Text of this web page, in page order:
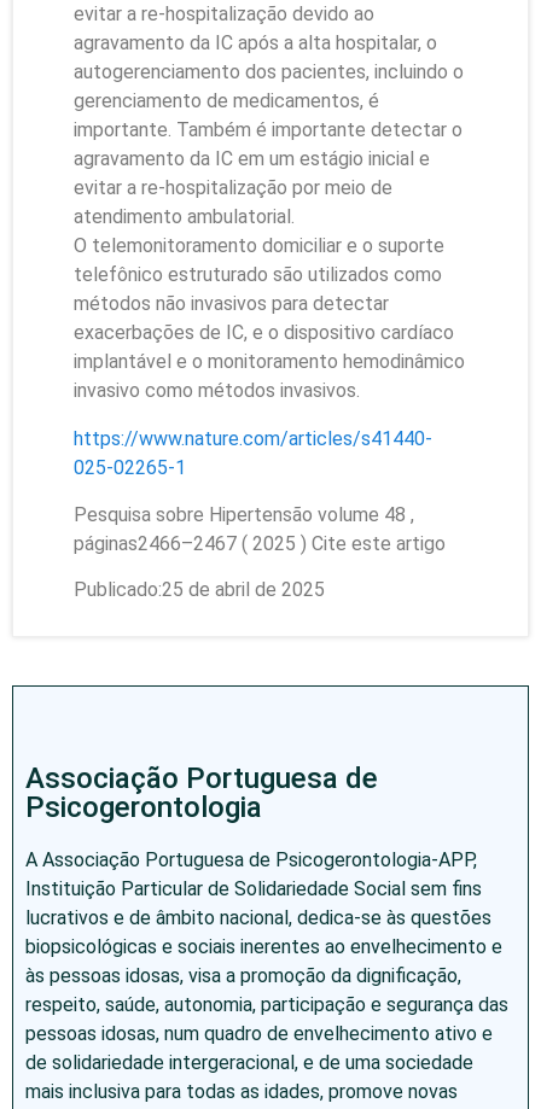
evitar a re-hospitalização devido ao
agravamento da IC após a alta hospitalar, o
autogerenciamento dos pacientes, incluindo o
gerenciamento de medicamentos, é
importante. Também é importante detectar o
agravamento da IC em um estágio inicial e
evitar a re-hospitalização por meio de
atendimento ambulatorial.
O telemonitoramento domiciliar e o suporte
telefônico estruturado são utilizados como
métodos não invasivos para detectar
exacerbações de IC, e o dispositivo cardíaco
implantável e o monitoramento hemodinâmico
invasivo como métodos invasivos.
https://www.nature.com/articles/s41440-
025-02265-1
Pesquisa sobre Hipertensão volume 48 ,
páginas2466–2467 ( 2025 ) Cite este artigo
Publicado:25 de abril de 2025
Associação Portuguesa de
Psicogerontologia
A Associação Portuguesa de Psicogerontologia-APP,
Instituição Particular de Solidariedade Social sem fins
lucrativos e de âmbito nacional, dedica-se às questões
biopsicológicas e sociais inerentes ao envelhecimento e
às pessoas idosas, visa a promoção da dignificação,
respeito, saúde, autonomia, participação e segurança das
pessoas idosas, num quadro de envelhecimento ativo e
de solidariedade intergeracional, e de uma sociedade
mais inclusiva para todas as idades, promove novas